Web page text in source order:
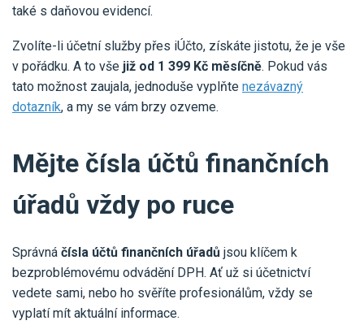
také s daňovou evidencí.
Zvolíte-li účetní služby přes iÚčto, získáte jistotu, že je vše
v pořádku. A to vše již od 1 399 Kč měsíčně. Pokud vás
tato možnost zaujala, jednoduše vyplňte nezávazný
dotazník, a my se vám brzy ozveme.
Mějte čísla účtů finančních
úřadů vždy po ruce
Správná čísla účtů finančních úřadů jsou klíčem k
bezproblémovému odvádění DPH. Ať už si účetnictví
vedete sami, nebo ho svěříte profesionálům, vždy se
vyplatí mít aktuální informace.